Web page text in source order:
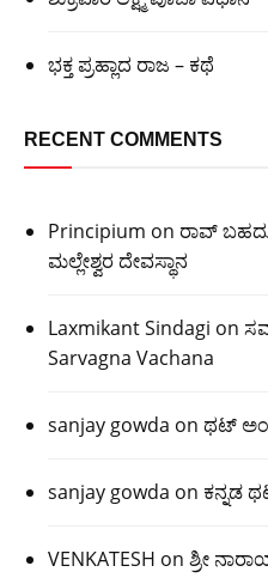
ಭಕ್ತ ಪ್ರಹ್ಲಾದ ರಾಜ – ಕಥೆ
RECENT COMMENTS
Principium on ರಾವ್
ಮಲ್ಲೇಶ್ವರ ದೇವಸ್ಥಾನ
Laxmikant Sindagi on
Sarvagna Vachana
sanjay gowda on ಥಟ್
sanjay gowda on ಕನ್ನಡ
VENKATESH on ಶ್ರೀ